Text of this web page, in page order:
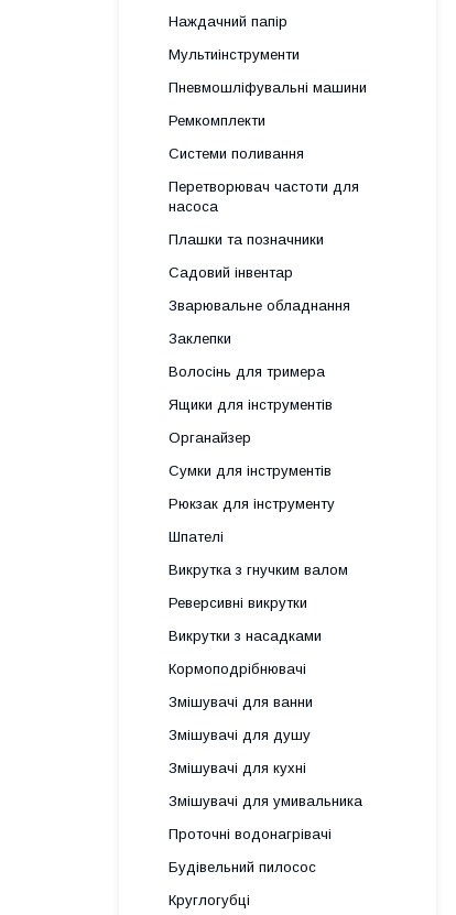
Наждачний папір
Мультиінструменти
Пневмошліфувальні машини
Ремкомплекти
Системи поливання
Перетворювач частоти для
насоса
Плашки та позначники
Садовий інвентар
Зварювальне обладнання
Заклепки
Волосінь для тримера
Ящики для інструментів
Органайзер
Сумки для інструментів
Рюкзак для інструменту
Шпателі
Викрутка з гнучким валом
Реверсивні викрутки
Викрутки з насадками
Кормоподрібнювачі
Змішувачі для ванни
Змішувачі для душу
Змішувачі для кухні
Змішувачі для умивальника
Проточні водонагрівачі
Будівельний пилосос
Круглогубці